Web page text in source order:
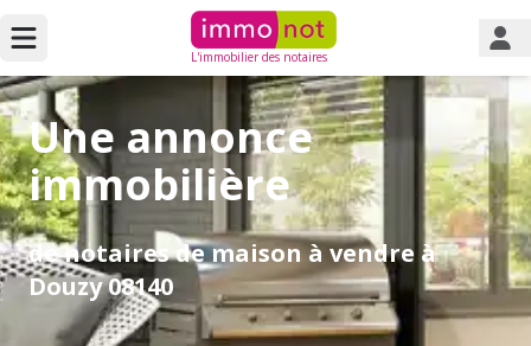
L'immobilier des notaires
Une annonce
immobilière
de notaires de maison à vendre à
Douzy 08140